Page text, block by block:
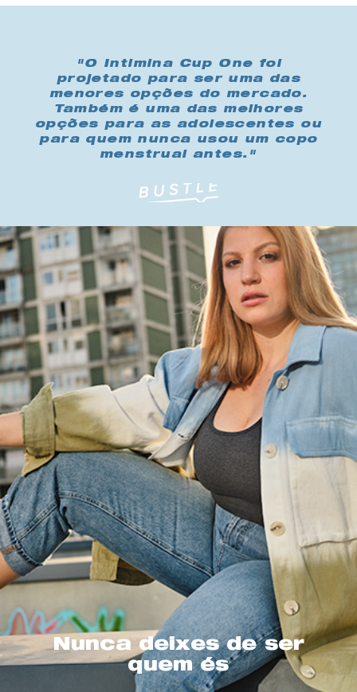
"O Intimina Cup One foi
projetado para ser uma das
menores opções do mercado.
Também é uma das melhores
opções para as adolescentes ou
para quem nunca usou um copo
menstrual antes."
Nunca deixes de ser
quem és